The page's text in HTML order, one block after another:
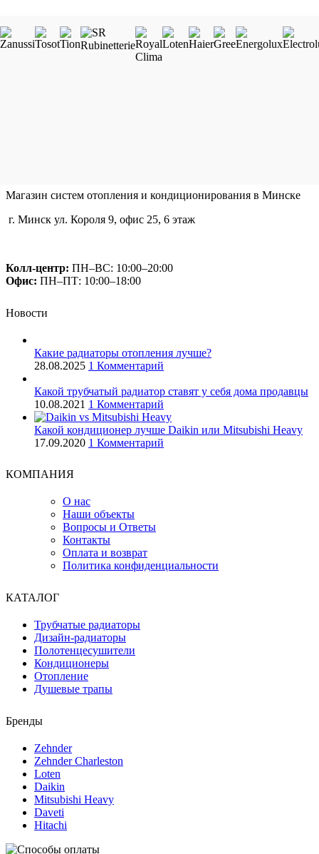
Магазин систем отопления и кондиционирования в Минске
г. Минск ул. Короля 9, офис 25, 6 этаж
Колл-центр: ПН–ВС: 10:00–20:00​
Офис: ПН–ПТ: 10:00–18:00
Новости
Какие радиаторы отопления лучше?
28.08.2025 1 Комментарий
Какой трубчатый радиатор ставят у себя дома продавцы
10.08.2021 1 Комментарий
Какой кондиционер лучше Daikin или Mitsubishi Heavy
17.09.2020 1 Комментарий
КОМПАНИЯ
О нас
Наши объекты
Вопросы и Ответы
Контакты
Оплата и возврат
Политика конфиденциальности
КАТАЛОГ
Трубчатые радиаторы
Дизайн-радиаторы
Полотенцесушители
Кондиционеры
Отопление
Душевые трапы
Бренды
Zehnder
Zehnder Charleston
Loten
Daikin
Mitsubishi Heavy
Daveti
Hitachi